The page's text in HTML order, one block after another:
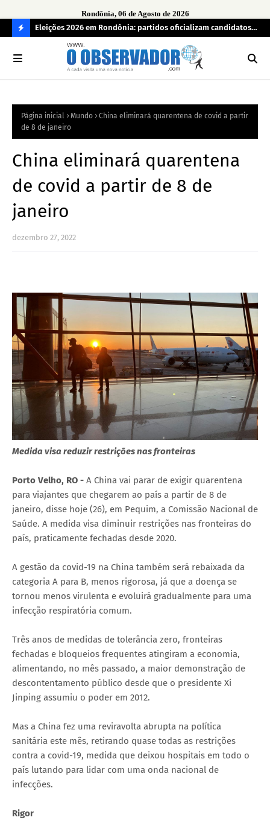
Rondônia, 06 de Agosto de 2026
O
R
Eleições 2026 em Rondônia: partidos oficializam candidatos a
deputado estadual, partidos não conseguem formar chapas
completas
Página inicial Mundo
China eliminará quarentena de covid a partir
de 8 de janeiro
China eliminará quarentena
de covid a partir de 8 de
janeiro
dezembro 27, 2022
Medida visa reduzir restrições nas fronteiras
Porto Velho, RO - A China vai parar de exigir quarentena
para viajantes que chegarem ao país a partir de 8 de
janeiro, disse hoje (26), em Pequim, a Comissão Nacional de
Saúde. A medida visa diminuir restrições nas fronteiras do
país, praticamente fechadas desde 2020.
A gestão da covid-19 na China também será rebaixada da
categoria A para B, menos rigorosa, já que a doença se
tornou menos virulenta e evoluirá gradualmente para uma
infecção respiratória comum.
Três anos de medidas de tolerância zero, fronteiras
fechadas e bloqueios frequentes atingiram a economia,
alimentando, no mês passado, a maior demonstração de
descontentamento público desde que o presidente Xi
Jinping assumiu o poder em 2012.
Mas a China fez uma reviravolta abrupta na política
sanitária este mês, retirando quase todas as restrições
contra a covid-19, medida que deixou hospitais em todo o
país lutando para lidar com uma onda nacional de
infecções.
Rigor